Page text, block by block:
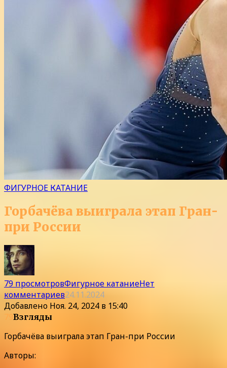
ФИГУРНОЕ КАТАНИЕ
Горбачёва выиграла этап Гран-
при России
79 просмотровФигурное катаниеНет
комментариев24.11.2024
Добавлено Ноя. 24, 2024 в 15:40
Взгляды
Горбачёва выиграла этап Гран-при России
Авторы: